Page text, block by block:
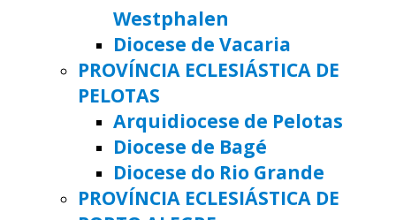
Westphalen
Diocese de Vacaria
PROVÍNCIA ECLESIÁSTICA DE
PELOTAS
Arquidiocese de Pelotas
Diocese de Bagé
Diocese do Rio Grande
PROVÍNCIA ECLESIÁSTICA DE